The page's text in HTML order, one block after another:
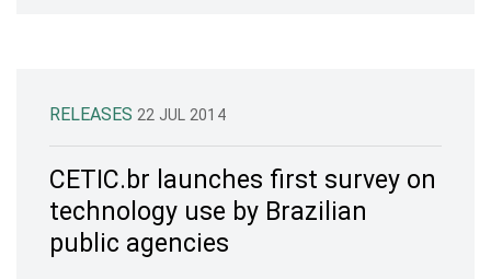
RELEASES 22 JUL 2014
CETIC.br launches first survey on
technology use by Brazilian
public agencies